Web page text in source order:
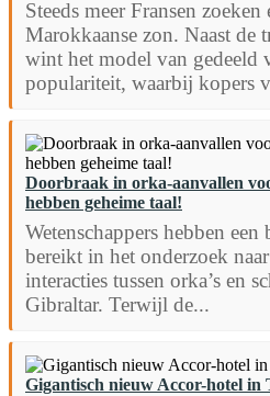
Steeds meer Fransen
Marokkaanse zon. Naast de
wint het model van gedeeld
populariteit, waarbij kopers
Doorbraak in orka-aanvallen
hebben geheime taal!
Wetenschappers hebben
bereikt in het onderzoek
interacties tussen orka’s en
Gibraltar. Terwijl de...
Gigantisch nieuw Accor-hotel in